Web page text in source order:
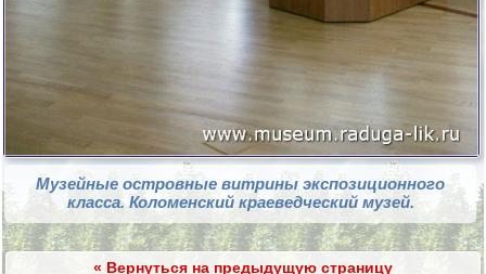
Музейные островные витрины экспозиционного
класса. Коломенский краеведческий музей.
« Вернуться на предыдущую страницу